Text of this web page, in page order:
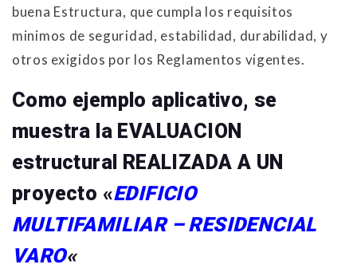
buena Estructura, que cumpla los requisitos
minimos de seguridad, estabilidad, durabilidad, y
otros exigidos por los Reglamentos vigentes.
Como ejemplo aplicativo, se
muestra la EVALUACION
estructural REALIZADA A UN
proyecto «EDIFICIO
MULTIFAMILIAR – RESIDENCIAL
VARO«